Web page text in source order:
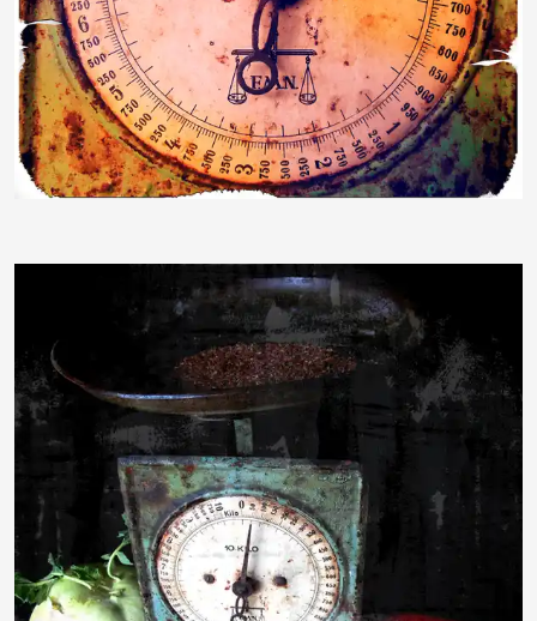
Denise_K
Denise_K